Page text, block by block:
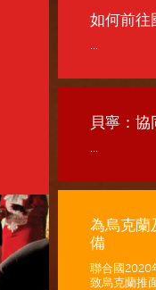
如何前往
...
貝寧：
...
為烏克蘭
備
聯合國2020
致烏克蘭推